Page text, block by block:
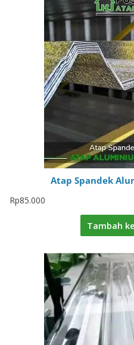
Atap Spandek
Rp85.000
Tambah